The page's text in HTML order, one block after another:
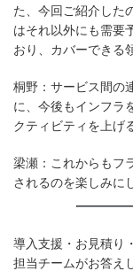
た、今回ご紹介した
はそれ以外にも需要
おり、カバーできる
桐野：サービス間の
に、今後もインフラ
クティビティを上げ
梁瀬：これからもフ
されるのを楽しみに
導入支援・お見積り
担当チームがお答え